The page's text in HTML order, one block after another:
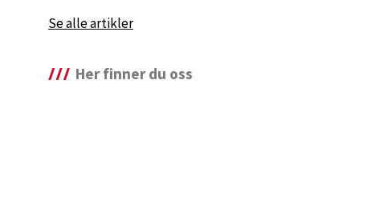
Se alle artikler
Her finner du oss